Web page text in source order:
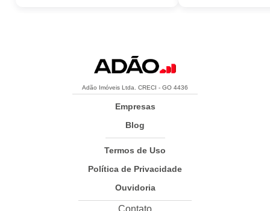
Adão Imóveis Ltda. CRECI - GO 4436
Empresas
Blog
Termos de Uso
Política de Privacidade
Ouvidoria
Contato